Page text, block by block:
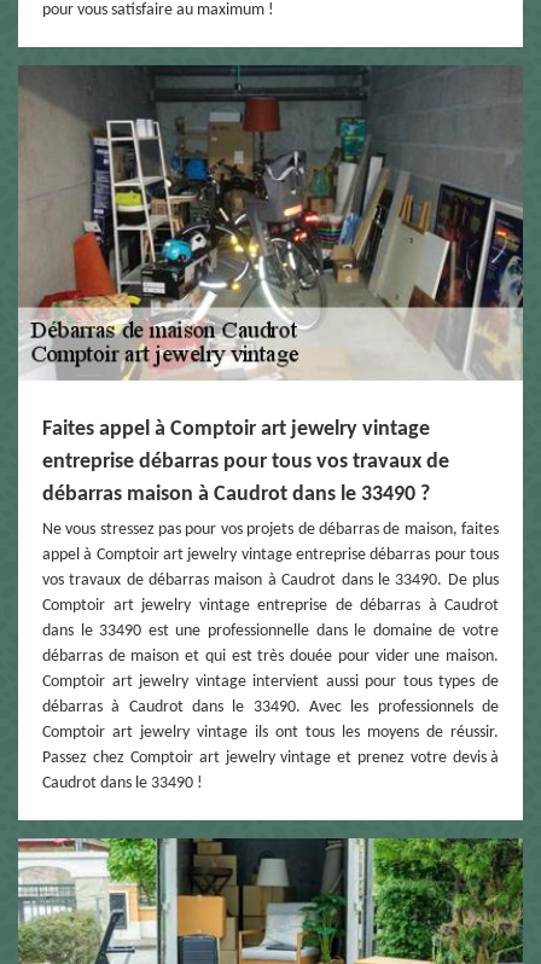
pour vous satisfaire au maximum !
Faites appel à Comptoir art jewelry vintage
entreprise débarras pour tous vos travaux de
débarras maison à Caudrot dans le 33490 ?
Ne vous stressez pas pour vos projets de débarras de maison, faites
appel à Comptoir art jewelry vintage entreprise débarras pour tous
vos travaux de débarras maison à Caudrot dans le 33490. De plus
Comptoir art jewelry vintage entreprise de débarras à Caudrot
dans le 33490 est une professionnelle dans le domaine de votre
débarras de maison et qui est très douée pour vider une maison.
Comptoir art jewelry vintage intervient aussi pour tous types de
débarras à Caudrot dans le 33490. Avec les professionnels de
Comptoir art jewelry vintage ils ont tous les moyens de réussir.
Passez chez Comptoir art jewelry vintage et prenez votre devis à
Caudrot dans le 33490 !